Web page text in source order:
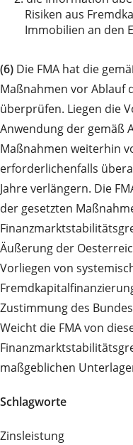
Risiken aus
Immobilien an den
(6) Die FMA hat die
Maßnahmen vor Ablauf
überprüfen. Liegen die
Anwendung der gemäß
Maßnahmen weiterhin
erforderlichenfalls
Jahre verlängern. Die
der gesetzten
Äußerung der
Vorliegen von
Zustimmung des
Weicht die FMA von
maßgeblichen
Schlagworte
Zinsleistung